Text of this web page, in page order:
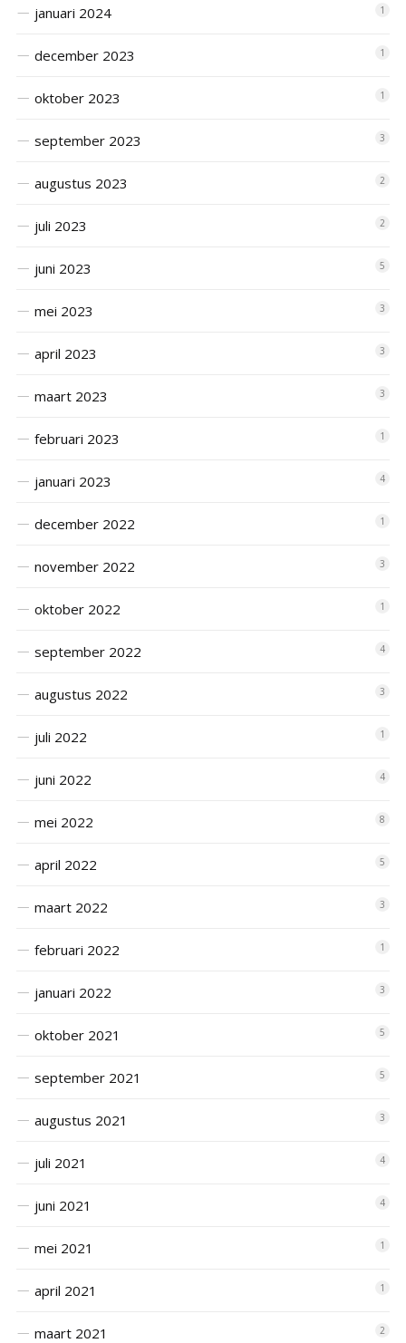
januari 2024 1
december 2023 1
oktober 2023 1
september 2023 3
augustus 2023 2
juli 2023 2
juni 2023 5
mei 2023 3
april 2023 3
maart 2023 3
februari 2023 1
januari 2023 4
december 2022 1
november 2022 3
oktober 2022 1
september 2022 4
augustus 2022 3
juli 2022 1
juni 2022 4
mei 2022 8
april 2022 5
maart 2022 3
februari 2022 1
januari 2022 3
oktober 2021 5
september 2021 5
augustus 2021 3
juli 2021 4
juni 2021 4
mei 2021 1
april 2021 1
maart 2021 2